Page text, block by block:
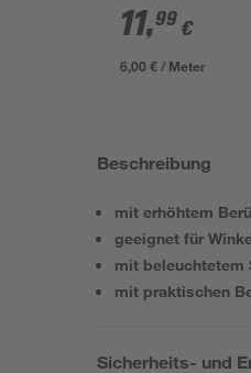
schwarz 4-fach
11,99 €
6,00 € / Meter
Beschreibung
mit erhöhtem
geeignet für
mit beleuchtetem
mit praktischen
Sicherheits- und